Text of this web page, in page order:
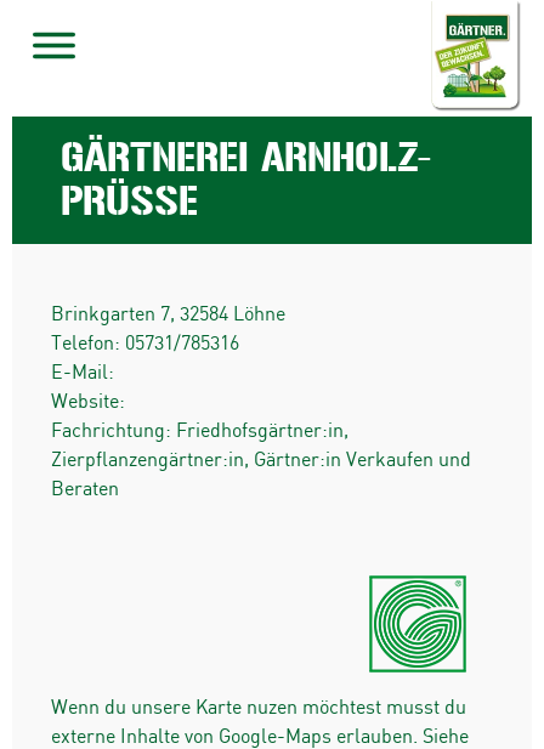
GÄRTNEREI ARNHOLZ-
PRÜSSE
Brinkgarten 7, 32584 Löhne
Telefon: 05731/785316
E-Mail:
Website:
Fachrichtung: Friedhofsgärtner:in,
Zierpflanzengärtner:in, Gärtner:in Verkaufen und
Beraten
Wenn du unsere Karte nuzen möchtest musst du
externe Inhalte von Google-Maps erlauben. Siehe